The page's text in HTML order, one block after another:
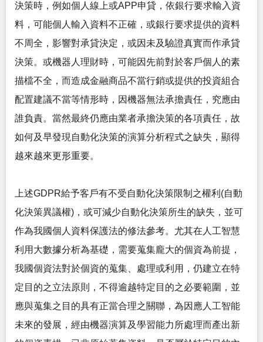
決策時，例如個人線上或APP申貸，依銀行要求輸入資
料，可能個人輸入資料不正確，或銀行要求提供的資料
不周全，影響對承貸決定，或因未及驗證真實而作承貸
決策。或機器人理財時，可能因先前對於客戶個人的素
描檔不全，而造成金融商品不當行銷或提供的投資組合
配置建議不當等情形時，因機器無法承擔責任，究應由
誰負責。當然最終仍應由業者承擔決策的各項責任，故
如何及早發現自動化決策的演算分析程式之缺失，顯得
越來越來更形重要。
上述GDPR給予客戶有不受自動化決策限制之權利(自動
化決策異議權)，或可減少自動化決策所生的缺失，並可
作為我國個人資料保護法的修法參考。尤其在人工智慧
利用大數據分析為基礎，需要蒐集龐大的個資為前提，
我國個資法對於個資的蒐集、處理或利用，仍建立在特
定目的之立法原則，不得逾越特定目的之必要範圍，並
應與蒐集之目的具有正當合理之關聯，為因應人工智能
未來的發展，經由機器演算及學習能力所處理而產出新